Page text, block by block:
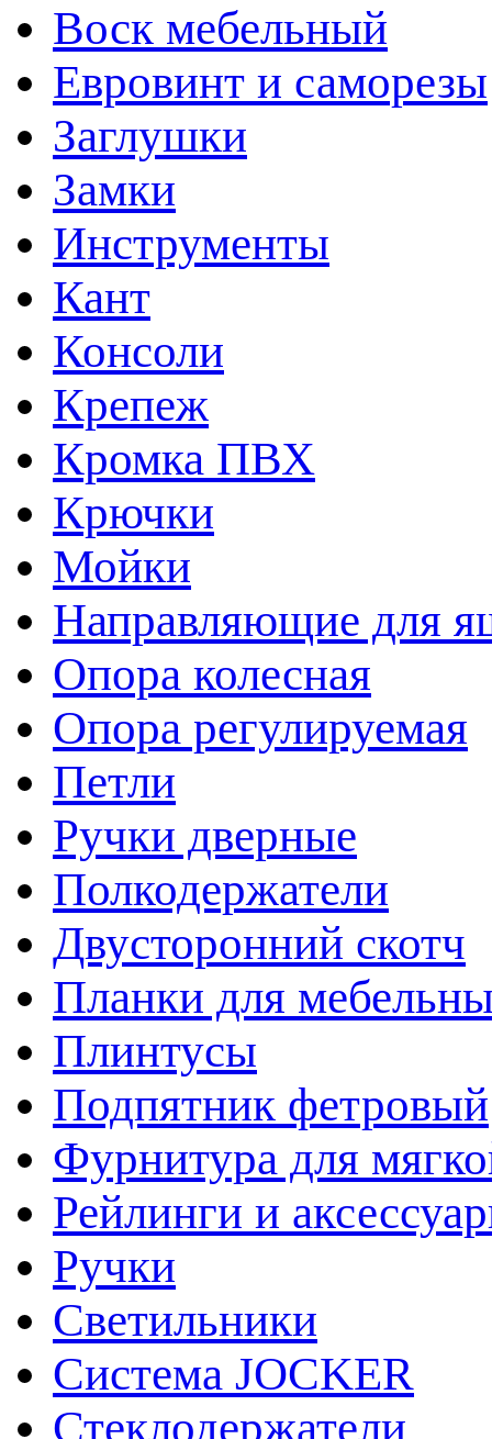
Воск мебельный
Евровинт и саморезы
Заглушки
Замки
Инструменты
Кант
Консоли
Крепеж
Кромка ПВХ
Крючки
Мойки
Направляющие для
Опора колесная
Опора регулируемая
Петли
Ручки дверные
Полкодержатели
Двусторонний скотч
Планки для
Плинтусы
Подпятник фетровый
Фурнитура для
Рейлинги и
Ручки
Светильники
Система JOCKER
Стеклодержатели